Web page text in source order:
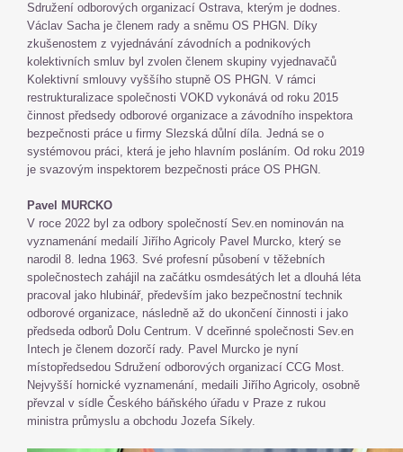
Sdružení odborových organizací Ostrava, kterým je dodnes.
Václav Sacha je členem rady a sněmu OS PHGN. Díky
zkušenostem z vyjednávání závodních a podnikových
kolektivních smluv byl zvolen členem skupiny vyjednavačů
Kolektivní smlouvy vyššího stupně OS PHGN. V rámci
restrukturalizace společnosti VOKD vykonává od roku 2015
činnost předsedy odborové organizace a závodního inspektora
bezpečnosti práce u firmy Slezská důlní díla. Jedná se o
systémovou práci, která je jeho hlavním posláním. Od roku 2019
je svazovým inspektorem bezpečnosti práce OS PHGN.
Pavel MURCKO
V roce 2022 byl za odbory společností Sev.en nominován na
vyznamenání medailí Jiřího Agricoly Pavel Murcko, který se
narodil 8. ledna 1963. Své profesní působení v těžebních
společnostech zahájil na začátku osmdesátých let a dlouhá léta
pracoval jako hlubinář, především jako bezpečnostní technik
odborové organizace, následně až do ukončení činnosti i jako
předseda odborů Dolu Centrum. V dceřinné společnosti Sev.en
Intech je členem dozorčí rady. Pavel Murcko je nyní
místopředsedou Sdružení odborových organizací CCG Most.
Nejvyšší hornické vyznamenání, medaili Jiřího Agricoly, osobně
převzal v sídle Českého báňského úřadu v Praze z rukou
ministra průmyslu a obchodu Jozefa Síkely.